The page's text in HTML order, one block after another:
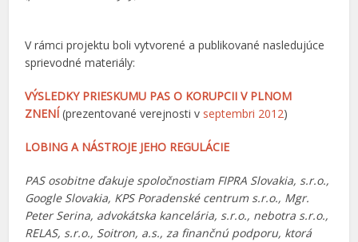
V rámci projektu boli vytvorené a publikované nasledujúce
sprievodné materiály:
VÝSLEDKY PRIESKUMU PAS O KORUPCII V PLNOM
ZNENÍ (prezentované verejnosti v septembri 2012)
LOBING A NÁSTROJE JEHO REGULÁCIE
PAS osobitne ďakuje spoločnostiam FIPRA Slovakia, s.r.o.,
Google Slovakia, KPS Poradenské centrum s.r.o., Mgr.
Peter Serina, advokátska kancelária, s.r.o., nebotra s.r.o.,
RELAS, s.r.o., Soitron, a.s., za finančnú podporu, ktorá